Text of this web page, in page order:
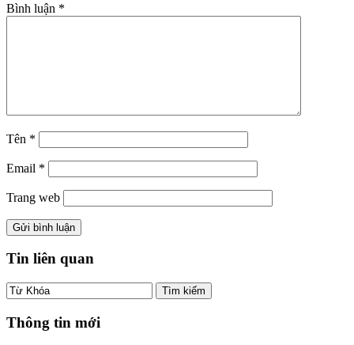
Bình luận *
Tên *
Email *
Trang web
Tin liên quan
Thông tin mới